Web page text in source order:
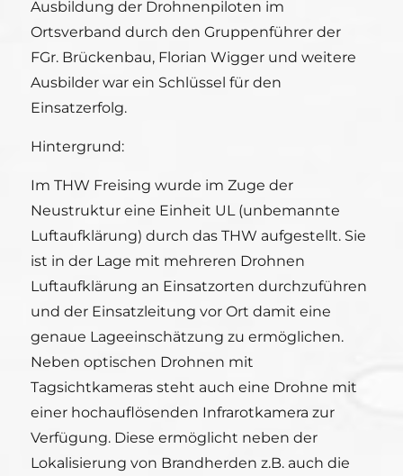
Ausbildung der Drohnenpiloten im
Ortsverband durch den Gruppenführer der
FGr. Brückenbau, Florian Wigger und weitere
Ausbilder war ein Schlüssel für den
Einsatzerfolg.
Hintergrund:
Im THW Freising wurde im Zuge der
Neustruktur eine Einheit UL (unbemannte
Luftaufklärung) durch das THW aufgestellt. Sie
ist in der Lage mit mehreren Drohnen
Luftaufklärung an Einsatzorten durchzuführen
und der Einsatzleitung vor Ort damit eine
genaue Lageeinschätzung zu ermöglichen.
Neben optischen Drohnen mit
Tagsichtkameras steht auch eine Drohne mit
einer hochauflösenden Infrarotkamera zur
Verfügung. Diese ermöglicht neben der
Lokalisierung von Brandherden z.B. auch die